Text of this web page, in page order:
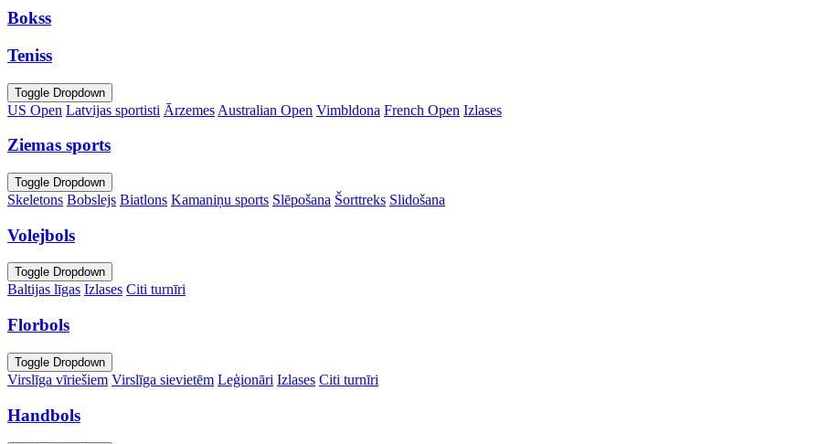
Bokss
Teniss
Toggle Dropdown
US Open Latvijas sportisti Ārzemes Australian Open Vimbldona French Open Izlases
Ziemas sports
Toggle Dropdown
Skeletons Bobslejs Biatlons Kamaniņu sports Slēpošana Šorttreks Slidošana
Volejbols
Toggle Dropdown
Baltijas līgas Izlases Citi turnīri
Florbols
Toggle Dropdown
Virslīga vīriešiem Virslīga sievietēm Leģionāri Izlases Citi turnīri
Handbols